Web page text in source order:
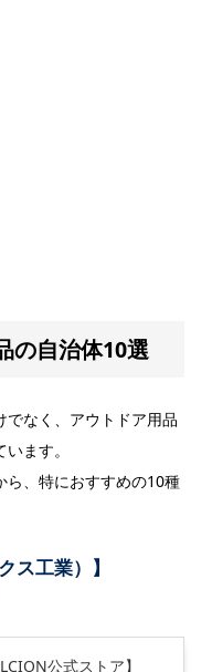
の自治体10選
なく、アウトドア用品
ます。
ら、特におすすめの10種
ス工業）】
公式ストア】